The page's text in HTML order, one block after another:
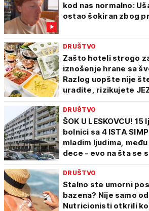
kod nas normalno:
ostao šokiran zbog
DRUŠTVO
Zašto hoteli strogo
iznošenje hrane sa
Razlog uopšte nije
uradite, rizikujete
DRUŠTVO
ŠOK U LESKOVCU!
bolnici sa 4 ISTA
mladim ljudima,
dece - evo na šta se
DRUŠTVO
Stalno ste umorni
bazena? Nije samo
Nutricionisti otkrili